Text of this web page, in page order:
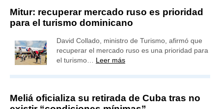
Mitur: recuperar mercado ruso es prioridad
para el turismo dominicano
David Collado, ministro de Turismo, afirmó que
recuperar el mercado ruso es una prioridad para
el turismo… Leer más
Meliá oficializa su retirada de Cuba tras no